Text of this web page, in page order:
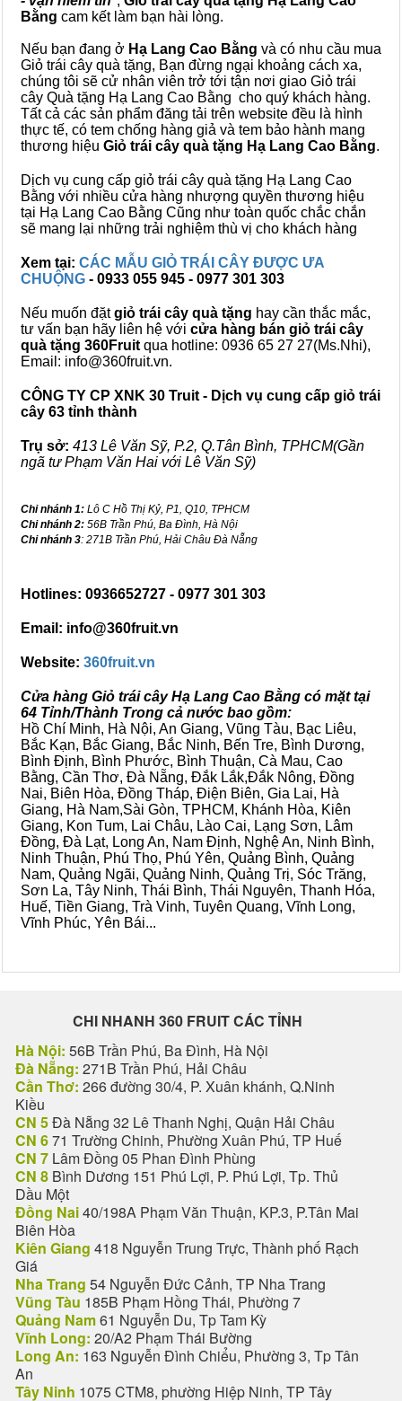
Bằng cam kết làm bạn hài lòng.
Nếu bạn đang ở Hạ Lang Cao Bằng và có nhu cầu mua
Giỏ trái cây quà tặng, Bạn đừng ngại khoảng cách xa,
chúng tôi sẽ cử nhân viên trở tới tận nơi giao Giỏ trái
cây Quà tặng Hạ Lang Cao Bằng cho quý khách hàng.
Tất cả các sản phẩm đăng tải trên website đều là hình
thực tế, có tem chống hàng giả và tem bảo hành mang
thương hiệu Giỏ trái cây quà tặng Hạ Lang Cao Bằng.
Dịch vụ cung cấp giỏ trái cây quà tặng Hạ Lang Cao
Bằng với nhiều cửa hàng nhượng quyền thương hiệu
tại Hạ Lang Cao Bằng Cũng như toàn quốc chắc chắn
sẽ mang lại những trải nghiệm thù vị cho khách hàng
Xem tại: CÁC MẪU GIỎ TRÁI CÂY ĐƯỢC ƯA
CHUỘNG - 0933 055 945 - 0977 301 303
Nếu muốn đặtgiỏ trái cây quà tặng hay cần thắc mắc,
tư vấn bạn hãy liên hệ với cửa hàng bán giỏ trái cây
quà tặng 360Fruit qua hotline: 0936 65 27 27(Ms.Nhi),
Email: info@360fruit.vn.
CÔNG TY CP XNK 30 Truit - Dịch vụ cung cấp giỏ trái
cây 63 tỉnh thành
Trụ sở: 413 Lê Văn Sỹ, P.2, Q.Tân Bình, TPHCM(Gần
ngã tư Phạm Văn Hai với Lê Văn Sỹ)
Chi nhánh 1: Lô C Hồ Thị Kỷ, P1, Q10, TPHCM
Chi nhánh 2: 56B Trần Phú, Ba Đình, Hà Nội
Chi nhánh 3: 271B Trần Phú, Hải Châu Đà Nẵng
Hotlines: 0936652727 - 0977 301 303
Email: info@360fruit.vn
Website: 360fruit.vn
Cửa hàng Giỏ trái cây Hạ Lang Cao Bằng có mặt tại
64 Tỉnh/Thành Trong cả nước bao gồm:
Hồ Chí Minh, Hà Nội, An Giang, Vũng Tàu, Bạc Liêu,
Bắc Kạn, Bắc Giang, Bắc Ninh, Bến Tre, Bình Dương,
Bình Định, Bình Phước, Bình Thuận, Cà Mau, Cao
Bằng, Cần Thơ, Đà Nẵng, Đắk Lắk,Đắk Nông, Đồng
Nai, Biên Hòa, Đồng Tháp, Điện Biên, Gia Lai, Hà
Giang, Hà Nam,Sài Gòn, TPHCM, Khánh Hòa, Kiên
Giang, Kon Tum, Lai Châu, Lào Cai, Lạng Sơn, Lâm
Đồng, Đà Lạt, Long An, Nam Định, Nghệ An, Ninh Bình,
Ninh Thuận, Phú Thọ, Phú Yên, Quảng Bình, Quảng
Nam, Quảng Ngãi, Quảng Ninh, Quảng Trị, Sóc Trăng,
Sơn La, Tây Ninh, Thái Bình, Thái Nguyên, Thanh Hóa,
Huế, Tiền Giang, Trà Vinh, Tuyên Quang, Vĩnh Long,
Vĩnh Phúc, Yên Bái...
CHI NHANH 360 FRUIT CÁC TỈNH
Hà Nội: 56B Trần Phú, Ba Đình, Hà Nội
Đà Nẵng: 271B Trần Phú, Hải Châu
Cần Thơ: 266 đường 30/4, P. Xuân khánh, Q.Ninh
Kiều
CN 5Đà Nẵng 32 Lê Thanh Nghị, Quận Hải Châu
CN 671 Trường Chinh, Phường Xuân Phú, TP Huế
CN 7 Lâm Đồng 05 Phan Đình Phùng
CN 8 Bình Dương 151 Phú Lợi, P. Phú Lợi, Tp. Thủ
Dầu Một
Đồng Nai40/198A Phạm Văn Thuận, KP.3, P.Tân Mai
Biên Hòa
Kiên Giang 418 Nguyễn Trung Trực, Thành phố Rạch
Giá
Nha Trang 54 Nguyễn Đức Cảnh, TP Nha Trang
Vũng Tàu 185B Phạm Hồng Thái, Phường 7
Quảng Nam61 Nguyễn Du, Tp Tam Kỳ
Vĩnh Long: 20/A2 Phạm Thái Bường
Long An: 163 Nguyễn Đình Chiểu, Phường 3, Tp Tân
An
Tây Ninh 1075 CTM8, phường Hiệp Ninh, TP Tây